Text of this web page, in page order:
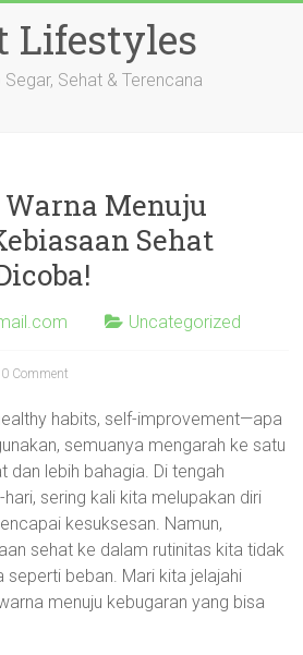
Lifestyles
Segar, Sehat & Terencana
Menuju
Sehat
Uncategorized
0 Comment
habits, self-improvement—apa
semuanya mengarah ke satu
dan lebih bahagia. Di tengah
sering kali kita melupakan diri
kesuksesan. Namun,
sehat ke dalam rutinitas kita tidak
seperti beban. Mari kita jelajahi
menuju kebugaran yang bisa